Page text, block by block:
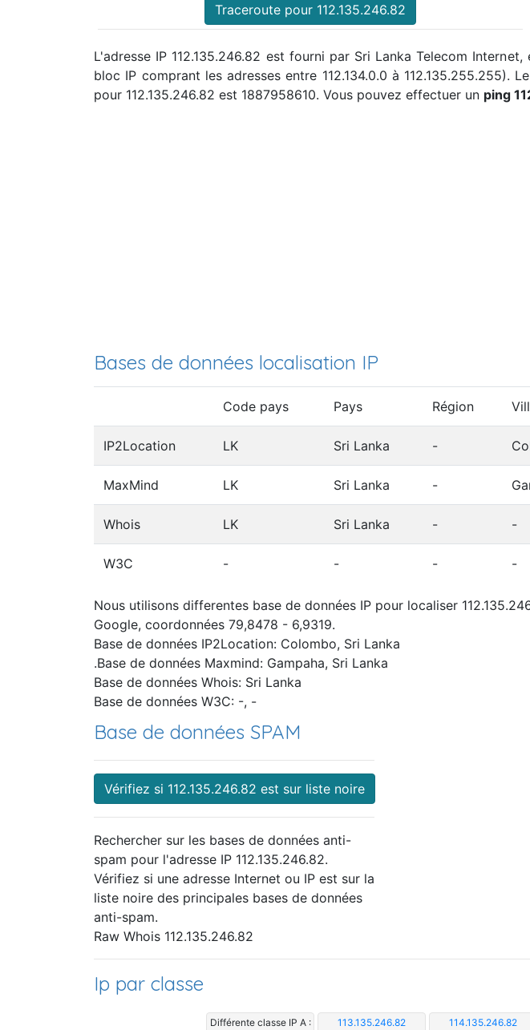
Traceroute pour 112.135.246.82
L'adresse IP 112.135.246.82 est fourni par Sri Lanka Telecom
bloc IP comprant les adresses entre 112.134.0.0 à
pour 112.135.246.82 est 1887958610. Vous pouvez effectuer un ping
Bases de données localisation IP
Code pays Pays Région
IP2Location LK Sri Lanka -
MaxMind LK Sri Lanka -
Whois LK Sri Lanka - -
W3C - - - -
Nous utilisons differentes base de données IP pour localiser
Google, coordonnées 79,8478 - 6,9319.
Base de données IP2Location: Colombo, Sri Lanka
.Base de données Maxmind: Gampaha, Sri Lanka
Base de données Whois: Sri Lanka
Base de données W3C: -, -
Base de données SPAM
Vérifiez si 112.135.246.82 est sur liste noire
Rechercher sur les bases de données anti-
spam pour l'adresse IP 112.135.246.82.
Vérifiez si une adresse Internet ou IP est sur la
liste noire des principales bases de données
anti-spam.
Raw Whois 112.135.246.82
Ip par classe
Différente classe IP A : 113.135.246.82 114.135.246.82